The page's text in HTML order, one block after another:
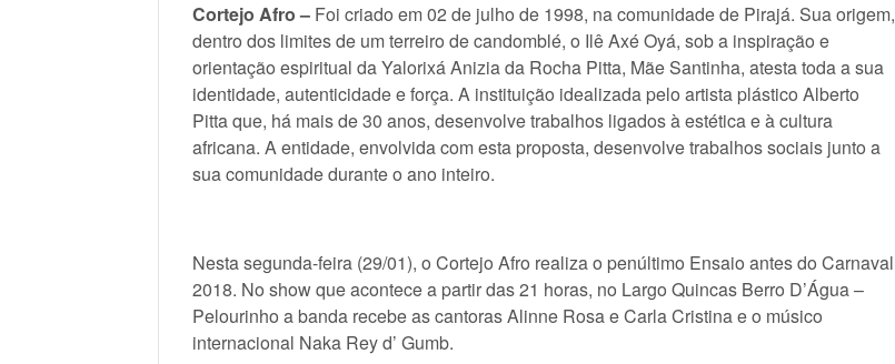
Cortejo Afro – Foi criado em 02 de julho de 1998, na comunidade de Pirajá. Sua origem,
dentro dos limites de um terreiro de candomblé, o Ilê Axé Oyá, sob a inspiração e
orientação espiritual da Yalorixá Anizia da Rocha Pitta, Mãe Santinha, atesta toda a sua
identidade, autenticidade e força. A instituição idealizada pelo artista plástico Alberto
Pitta que, há mais de 30 anos, desenvolve trabalhos ligados à estética e à cultura
africana. A entidade, envolvida com esta proposta, desenvolve trabalhos sociais junto a
sua comunidade durante o ano inteiro.
Nesta segunda-feira (29/01), o Cortejo Afro realiza o penúltimo Ensaio antes do Carnaval
2018. No show que acontece a partir das 21 horas, no Largo Quincas Berro D’Água –
Pelourinho a banda recebe as cantoras Alinne Rosa e Carla Cristina e o músico
internacional Naka Rey d’ Gumb.